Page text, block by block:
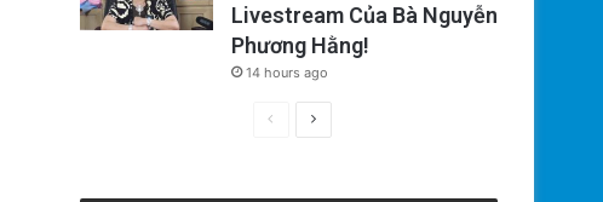
Livestream Của Bà Nguyễn
Phương Hằng!
14 hours ago
PreviousNext